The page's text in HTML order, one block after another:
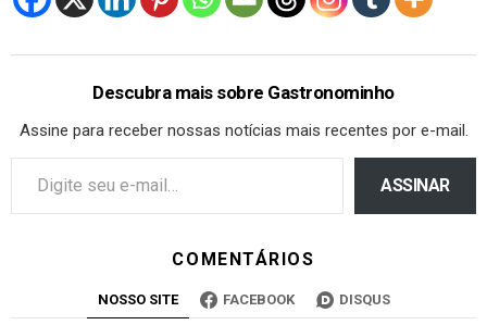
Descubra mais sobre Gastronominho
Assine para receber nossas notícias mais recentes por e-mail.
ASSINAR
COMENTÁRIOS
NOSSO SITE FACEBOOK DISQUS